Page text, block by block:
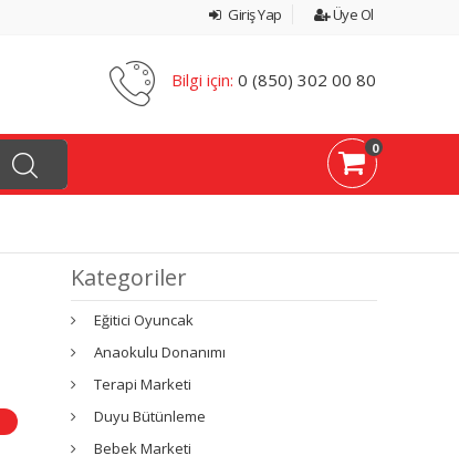
Giriş Yap Üye Ol
Bilgi için: 0 (850) 302 00 80
0
Kategoriler
Eğitici Oyuncak
Anaokulu Donanımı
Terapi Marketi
Duyu Bütünleme
Bebek Marketi